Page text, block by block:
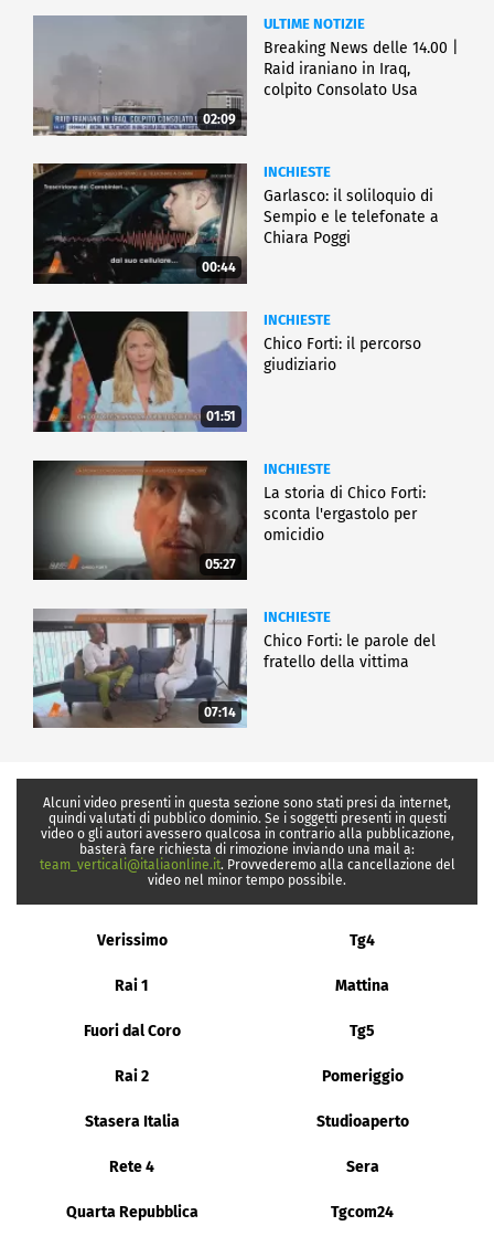
02:09
ULTIME NOTIZIE
Breaking News delle 14.00 |
Raid iraniano in Iraq,
colpito Consolato Usa
00:44
INCHIESTE
Garlasco: il soliloquio di
Sempio e le telefonate a
Chiara Poggi
01:51
INCHIESTE
Chico Forti: il percorso
giudiziario
05:27
INCHIESTE
La storia di Chico Forti:
sconta l'ergastolo per
omicidio
07:14
INCHIESTE
Chico Forti: le parole del
fratello della vittima
Alcuni video presenti in questa sezione sono stati presi da internet,
quindi valutati di pubblico dominio. Se i soggetti presenti in questi
video o gli autori avessero qualcosa in contrario alla pubblicazione,
basterà fare richiesta di rimozione inviando una mail a:
team_verticali@italiaonline.it. Provvederemo alla cancellazione del
video nel minor tempo possibile.
Verissimo Tg4
Rai 1 Mattina
Fuori dal Coro Tg5
Rai 2 Pomeriggio
Stasera Italia Studioaperto
Rete 4 Sera
Quarta Repubblica Tgcom24